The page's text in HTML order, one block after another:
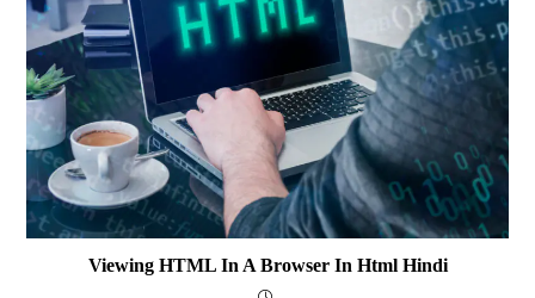
Viewing HTML In A Browser In Html Hindi